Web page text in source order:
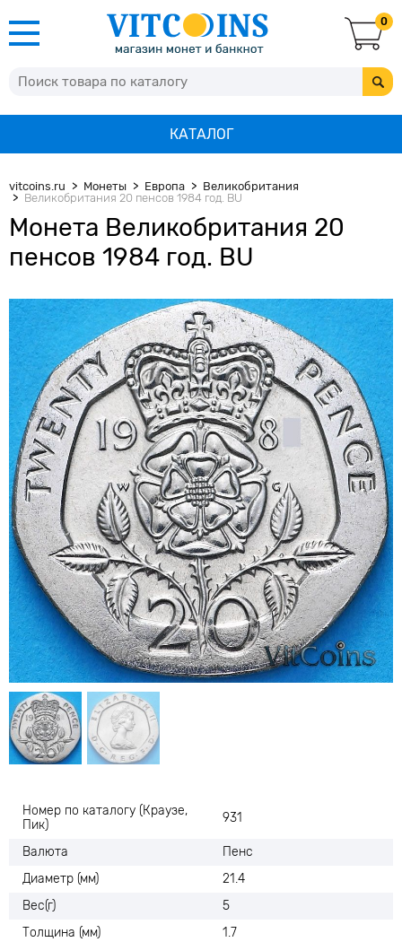
0
КАТАЛОГ
vitcoins.ru Монеты Европа
Великобритания
Великобритания 20 пенсов 1984 год. BU
Монета Великобритания 20
пенсов 1984 год. BU
Номер по каталогу (Краузе,
Пик)
931
Валюта
Пенс
Диаметр (мм)
21.4
Вес(г)
5
Толщина (мм)
1.7